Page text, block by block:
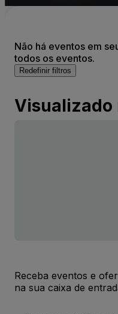
Não há eventos em
todos os eventos.
Redefinir filtros
Receba eventos e
na sua caixa de